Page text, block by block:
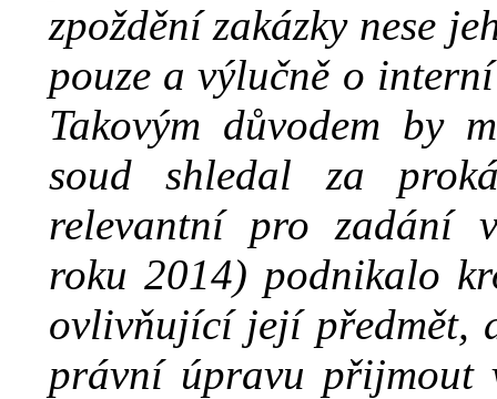
zpoždění zakázky nese
pouze a výlučně o
Takovým důvodem by
soud shledal za
relevantní pro zadání
roku 2014) podnikalo
ovlivňující její předmět,
právní úpravu přijmout